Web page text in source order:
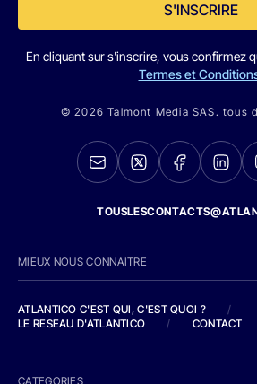
S'INSCRIRE
En cliquant sur s'inscrire, vous confirmez
Termes et
© 2026 Talmont Media SAS. tous
MIEUX NOUS CONNAITRE
ATLANTICO C'EST QUI, C'EST QUOI ?
/
LE RESEAU D'ATLANTICO
/ CONTACT
CATEGORIES